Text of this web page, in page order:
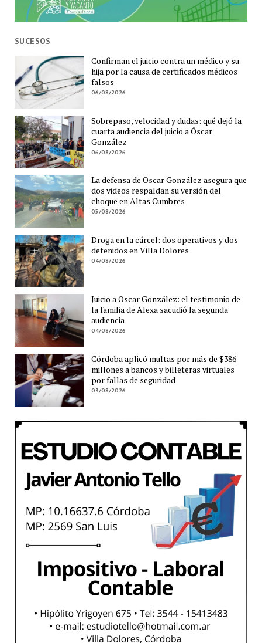
SUCESOS
Confirman el juicio contra un médico y su
hija por la causa de certificados médicos
falsos
06/08/2026
Sobrepaso, velocidad y dudas: qué dejó la
cuarta audiencia del juicio a Óscar
González
06/08/2026
La defensa de Oscar González asegura que
dos videos respaldan su versión del
choque en Altas Cumbres
05/08/2026
Droga en la cárcel: dos operativos y dos
detenidos en Villa Dolores
04/08/2026
Juicio a Oscar González: el testimonio de
la familia de Alexa sacudió la segunda
audiencia
04/08/2026
Córdoba aplicó multas por más de $386
millones a bancos y billeteras virtuales
por fallas de seguridad
03/08/2026